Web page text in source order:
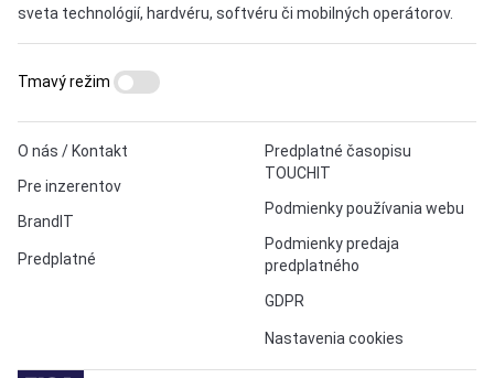
sveta technológií, hardvéru, softvéru či mobilných operátorov.
O nás / Kontakt
Pre inzerentov
BrandIT
Predplatné
Predplatné časopisu
TOUCHIT
Podmienky používania webu
Podmienky predaja
predplatného
GDPR
Nastavenia cookies
Tmavý režim